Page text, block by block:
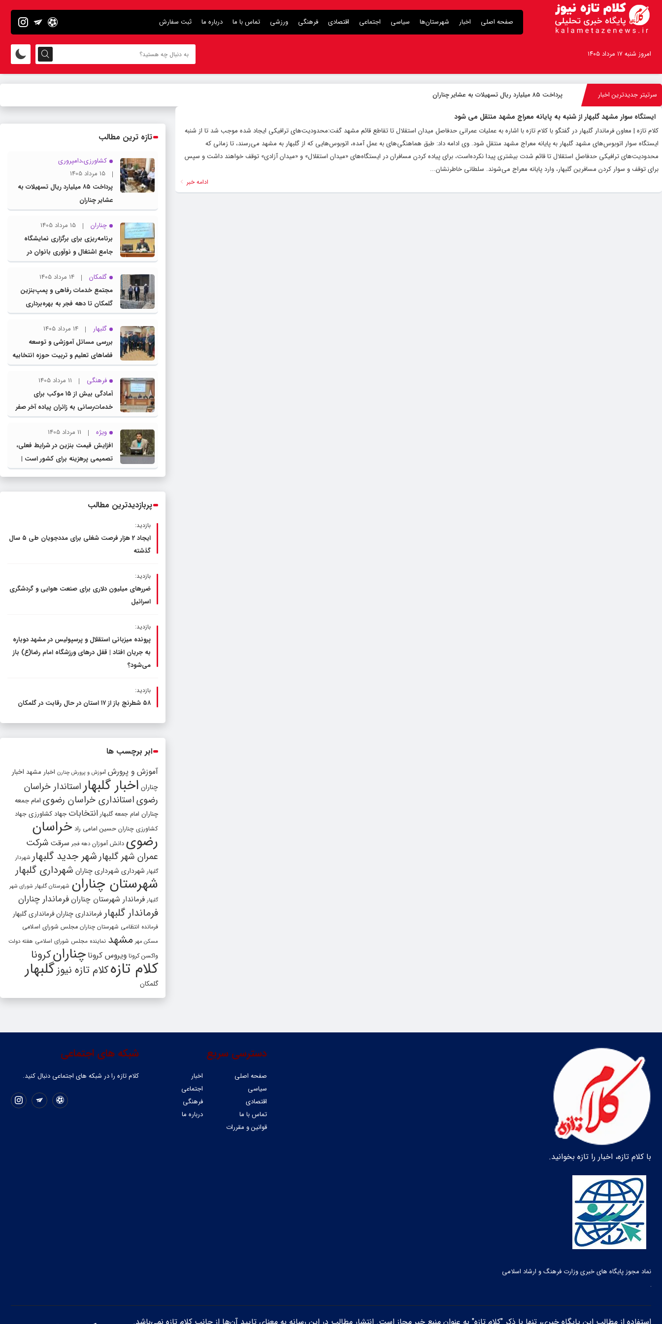
صفحه اصلی اخبار شهرستان‌ها سیاسی اجتماعی اقتصادی فرهنگی ورزشی تماس با ما درباره ما ثبت سفارش
امروز شنبه ۱۷ مرداد ۱۴۰۵
سرتیتر جدیدترین اخبار پرداخت ۸۵ میلیارد ریال تسهیلات به عشایر چناران
ایستگاه سوار مشهد گلبهار از شنبه به پایانه معراج مشهد منتقل می ‌شود
کلام تازه | معاون فرماندار گلبهار در گفتگو با کلام تازه با اشاره به عملیات عمرانی حدفاصل میدان استقلال تا تقاطع قائم مشهد گفت:محدودیت‌های ترافیکی ایجاد شده موجب شد تا از شنبه
ایستگاه سوار اتوبوس‌های مشهد گلبهار به پایانه معراج مشهد منتقل شود. وی ادامه داد: طبق هماهنگی‌های به عمل آمده، اتوبوس‌هایی که از گلبهار به مشهد می‌رسند، تا زمانی که
محدودیت‌های ترافیکی حدفاصل استقلال تا قائم شدت بیشتری پیدا نکرده‌است، برای پیاده کردن مسافران در ایستگاه‌های «میدان استقلال» و «میدان آزادی» توقف خواهند داشت و سپس
برای توقف و سوار کردن مسافرین گلبهار، وارد پایانه معراج می‌شوند. سلطانی خاطرنشان...
ادامه خبر
تازه ترین مطالب
کشاورزی،دامپروری
15 مرداد 1405
پرداخت ۸۵ میلیارد ریال تسهیلات به
عشایر چناران
چناران
15 مرداد 1405
برنامه‌ریزی برای برگزاری نمایشگاه
جامع اشتغال و نوآوری بانوان در
چناران
گلمکان
14 مرداد 1405
مجتمع خدمات رفاهی و پمپ‌بنزین
گلمکان تا دهه فجر به بهره‌برداری
می‌رسد
گلبهار
14 مرداد 1405
بررسی مسائل آموزشی و توسعه
فضاهای تعلیم و تربیت حوزه انتخابیه
در نشست مشترک عضو کمیسیون
آموزش مجلس با مدیرکل آموزش و
پرورش خراسان رضوی
فرهنگی
11 مرداد 1405
آمادگی بیش از ۱۵ موکب برای
خدمات‌رسانی به زائران پیاده آخر صفر
در شهرستان چناران
ویژه
11 مرداد 1405
افزایش قیمت بنزین در شرایط فعلی،
تصمیمی پرهزینه برای کشور است |
دولت، قاچاق سوخت و عوامل اصلی
پربازدیدترین مطالب
بازدید:
ایجاد 2 هزار فرصت شغلی برای مددجویان طی ۵ سال
گذشته
بازدید:
ضررهای میلیون دلاری برای صنعت هوایی و گردشگری
اسرائیل
بازدید:
پرونده میزبانی استقلال و پرسپولیس در مشهد دوباره
به جریان افتاد | قفل در‌های ورزشگاه امام رضا(ع) باز
می‌شود؟
بازدید:
۵۸ شطرنج‌ باز از ۱۷ استان در حال رقابت در گلمکان
ابر برچسب ها
آموزش و پرورش آموزش و پرورش چنارن اخبار مشهد اخبار
چناران اخبار گلبهار استاندار خراسان
رضویاستانداری خراسان رضوی امام جمعه
چناران امام جمعه گلبهار انتخابات جهاد کشاورزی جهاد
کشاورزی چناران حسین امامی راد خراسان
رضوی دانش آموزان دهه فجر سرقت شرکت
عمران شهر گلبهارشهر جدید گلبهار شهردار
گلبهار شهرداری شهرداری چناران شهرداری گلبهار
شهرستان چناران شهرستان گلبهار شورای شهر
گلبهار فرماندار شهرستان چناران فرماندار چناران
فرماندار گلبهار فرمانداری چنارانفرمانداری گلبهار
فرمانده انتظامی شهرستان چناران مجلس شورای اسلامی
مسکن مهر مشهد نماینده مجلس شورای اسلامی هفته دولت
واکسن کرونا ویروس کرونا چنارانکرونا
کلام تازهکلام تازه نیوزگلبهار
گلمکان
با کلام تازه، اخبار را تازه بخوانید.
نماد مجوز پایگاه های خبری وزارت فرهنگ و ارشاد اسلامی
شبکه های اجتماعی
کلام تازه را در شبکه ‌های اجتماعی دنبال کنید.
دسترسی سریع
صفحه اصلی
اخبار
سیاسی
اجتماعی
اقتصادی
فرهنگی
تماس با ما
درباره ما
قوانین و مقررات